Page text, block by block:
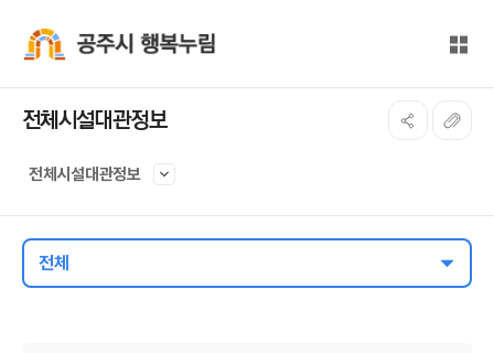
전체
전체시설대관정보
전체시설대관정보
전체